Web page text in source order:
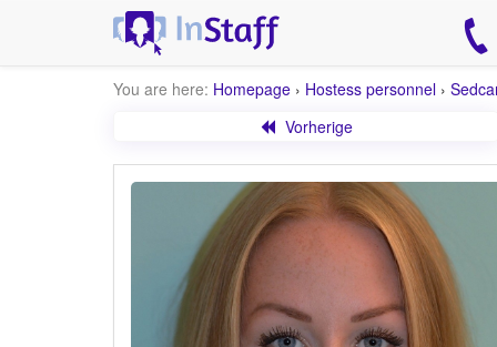
You are here: Homepage › Hostess personnel ›
Vorherige